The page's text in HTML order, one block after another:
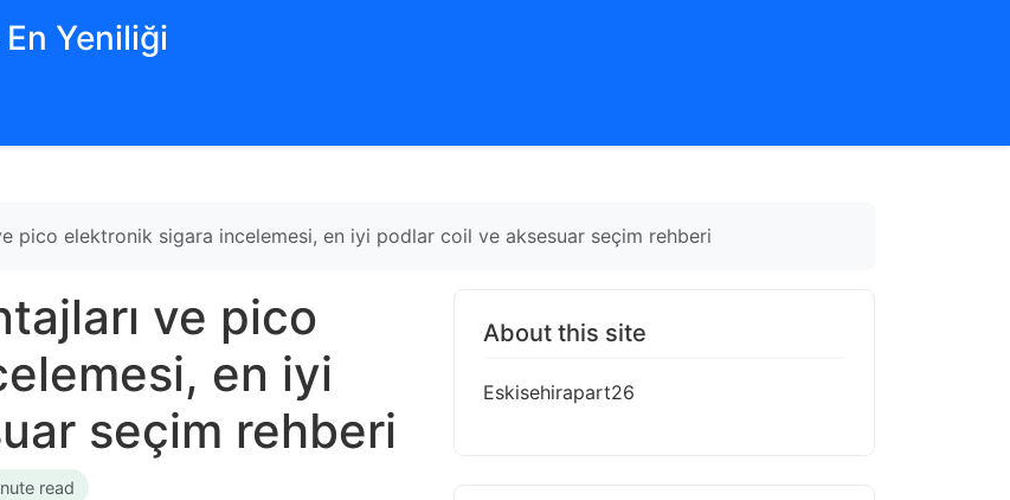
Yeniliği
pico elektronik sigara incelemesi, en iyi podlar coil ve aksesuar seçim rehberi
ve pico
en iyi
seçim rehberi
read
About this site
Eskisehirapart26